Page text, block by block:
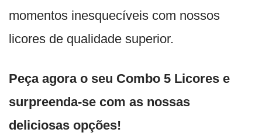
momentos inesquecíveis com nossos
licores de qualidade superior.
Peça agora o seu Combo 5 Licores e
surpreenda-se com as nossas
deliciosas opções!